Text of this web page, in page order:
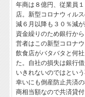
年商は８億円、従業員
店。新型コロナウィル
減６月以降も３０％減が
資金繰りのため銀行か
営者はこの新型コロナ
飲食店がバタバタと何
た。自社の損失は銀行
いきれないのではという
幸いにも倒産防止共済
商相当額なので共済貸